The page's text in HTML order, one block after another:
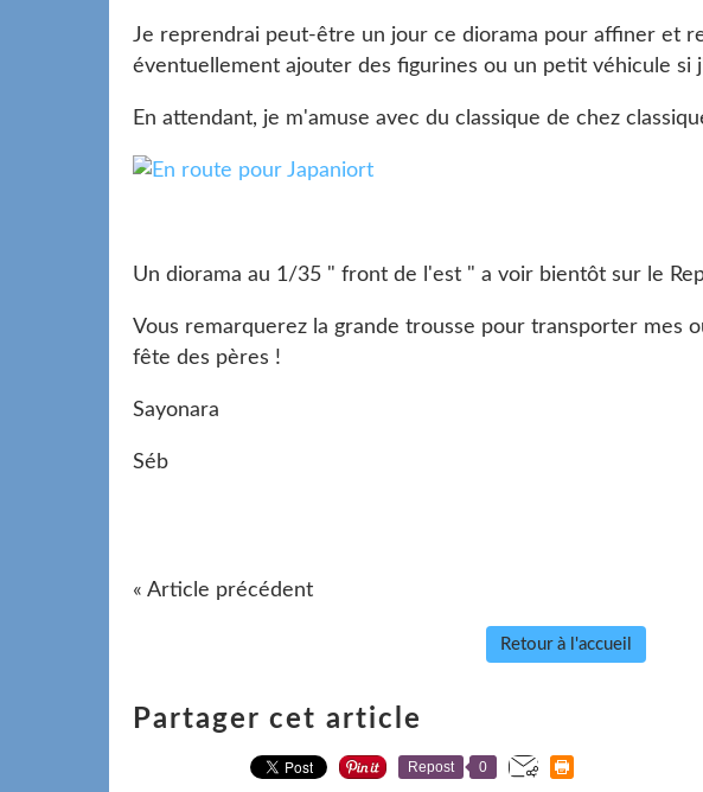
Je reprendrai peut-être un jour ce diorama pour affiner et
éventuellement ajouter des figurines ou un petit véhicule si
En attendant, je m'amuse avec du classique de chez
Un diorama au 1/35 " front de l'est " a voir bientôt sur le
Vous remarquerez la grande trousse pour transporter mes
fête des pères !
Sayonara
Séb
« Article précédent
Retour à l'accueil
Partager cet article
Repost 0